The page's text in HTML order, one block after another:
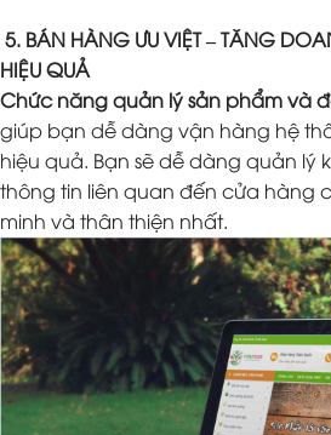
5. BÁN HÀNG ƯU VIỆT – TĂNG
HIỆU QUẢ
Chức năng quản lý sản phẩm và
giúp bạn dễ dàng vận hàng hệ
hiệu quả. Bạn sẽ dễ dàng quản lý
thông tin liên quan đến cửa hàng
minh và thân thiện nhất.